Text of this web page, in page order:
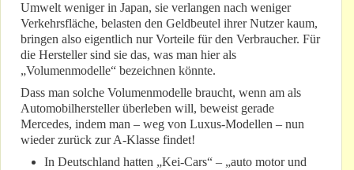
Umwelt weniger in Japan, sie verlangen nach weniger
Verkehrsfläche, belasten den Geldbeutel ihrer Nutzer kaum,
bringen also eigentlich nur Vorteile für den Verbraucher. Für
die Hersteller sind sie das, was man hier als
„Volumenmodelle“ bezeichnen könnte.
Dass man solche Volumenmodelle braucht, wenn am als
Automobilhersteller überleben will, beweist gerade
Mercedes, indem man – weg von Luxus-Modellen – nun
wieder zurück zur A-Klasse findet!
In Deutschland hatten „Kei-Cars“ – „auto motor und